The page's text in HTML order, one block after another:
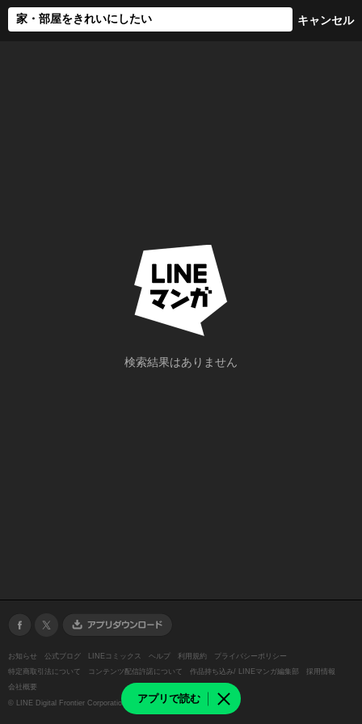
アプリで読む
検索結果はありません
お知らせ 公式ブログ LINEコミックス ヘルプ 利用規約
プライバシーポリシー
特定商取引法について
コンテンツ配信許諾について 作品持ち込み/ LINEマンガ編集部
採用情報
会社概要
© LINE Digital Frontier Corporation